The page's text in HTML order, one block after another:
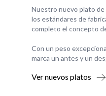
Nuestro nuevo plato
los estándares de
completo el concepto
Con un peso
marca un antes y un
Ver nuevos platos